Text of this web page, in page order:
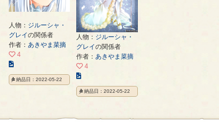
人物： ジルーシャ・
グレイの関係者
作者： あきやま菜摘
4
の
イ
納品日：2022-05-22
人物： ジルーシャ・
グレイの関係者
作者：あきやま菜摘
4
の
イ
納品日：2022-05-22